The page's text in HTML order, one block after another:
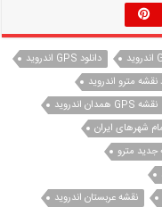
دانلود GPS اندروید
نقشه مترو اندروید
نقشه GPS همدان اندروید
شهرهای ایران
جدید مترو
نقشه عربستان اندروید